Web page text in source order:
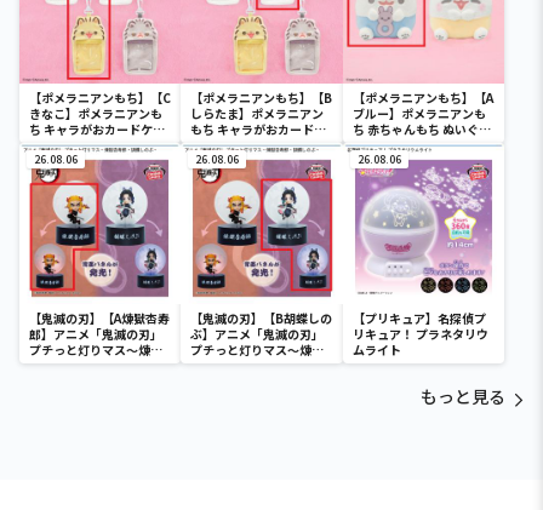
【ポメラニアンもち】【C
きなこ】ポメラニアンも
ち キャラがおカードケー
ス
【ポメラニアンもち】【B
しらたま】ポメラニアン
もち キャラがおカードケ
ース
【ポメラニアンもち】【A
ブルー】ポメラニアンも
ち 赤ちゃんもち ぬいぐる
みXL
26.08.06
【鬼滅の刃】【A煉獄杏寿
郎】アニメ「鬼滅の刃」
プチっと灯りマス～煉獄
杏寿郎・胡蝶しのぶ～
26.08.06
【鬼滅の刃】【B胡蝶しの
ぶ】アニメ「鬼滅の刃」
プチっと灯りマス～煉獄
杏寿郎・胡蝶しのぶ～
26.08.06
【プリキュア】名探偵プ
リキュア！ プラネタリウ
ムライト
もっと見る